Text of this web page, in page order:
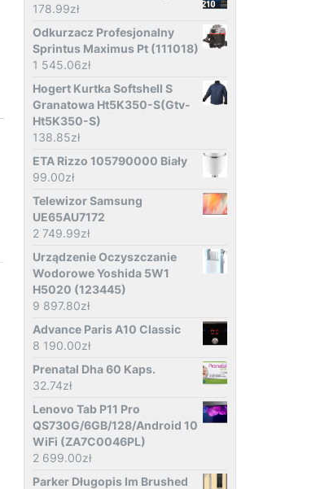
178.99zł
Odkurzacz Profesjonalny
Sprintus Maximus Pt (111018)
1 545.06zł
Hogert Kurtka Softshell S
Granatowa Ht5K350-S(Gtv-
Ht5K350-S)
138.85zł
ETA Rizzo 105790000 Biały
99.00zł
Telewizor Samsung
UE65AU7172
2 749.99zł
Urządzenie Oczyszczanie
Wodorowe Yoshida 5W1
H5020 (123445)
9 897.80zł
Advance Paris A10 Classic
8 190.00zł
Prenatal Dha 60 Kaps.
32.74zł
Lenovo Tab P11 Pro
QS730G/6GB/128/Android 10
WiFi (ZA7C0046PL)
2 699.00zł
Parker Długopis Im Brushed